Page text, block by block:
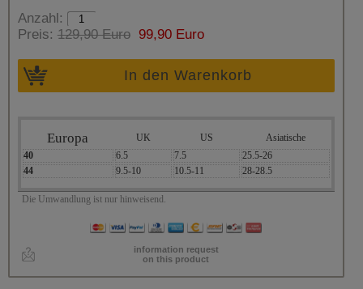
Anzahl:
Preis: 129,90 Euro99,90 Euro
In den Warenkorb
Europa UK US
Asiatische
40
6.5 7.5
25.5-26
44
9.5-10 10.5-11 28-28.5
Die Umwandlung ist nur hinweisend.
information request
on this product